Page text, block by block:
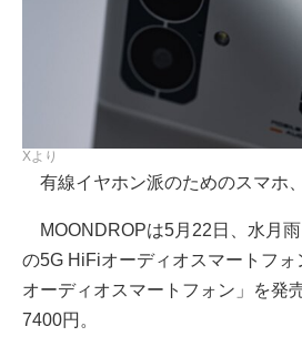
Xより
有線イヤホン派のためのスマホ
MOONDROPは5月22日、水月
の5G HiFiオーディオスマートフ
オーディオスマートフォン」を発
7400円。